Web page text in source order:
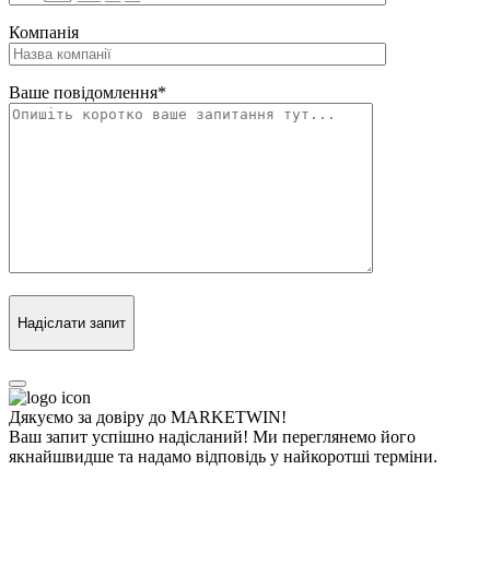
Компанія
Ваше повідомлення*
Надіслати запит
Дякуємо за довіру до MARKETWIN!
Ваш запит успішно надісланий! Ми переглянемо його
якнайшвидше та надамо відповідь у найкоротші терміни.